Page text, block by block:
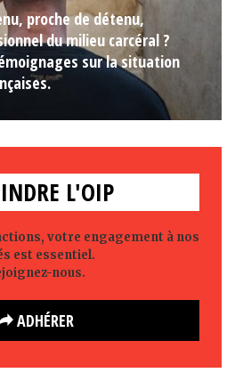
proche de détenu,
du milieu carcéral ?
sur la situation
L'OIP
votre engagement à nos
est essentiel.
nous.
ADHÉRER